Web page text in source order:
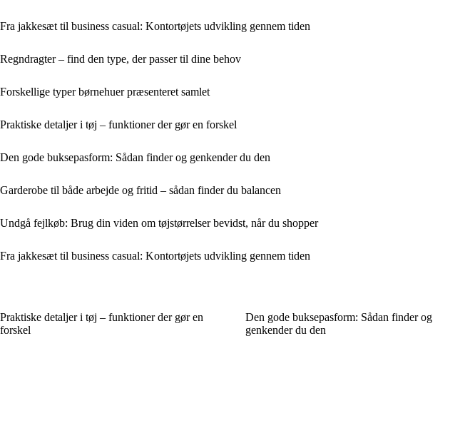
Fra jakkesæt til business casual: Kontortøjets udvikling gennem tiden
Regndragter – find den type, der passer til dine behov
Forskellige typer børnehuer præsenteret samlet
Praktiske detaljer i tøj – funktioner der gør en forskel
Den gode buksepasform: Sådan finder og genkender du den
Garderobe til både arbejde og fritid – sådan finder du balancen
Undgå fejlkøb: Brug din viden om tøjstørrelser bevidst, når du shopper
Fra jakkesæt til business casual: Kontortøjets udvikling gennem tiden
Praktiske detaljer i tøj – funktioner der gør en
forskel
Den gode buksepasform: Sådan finder og
genkender du den